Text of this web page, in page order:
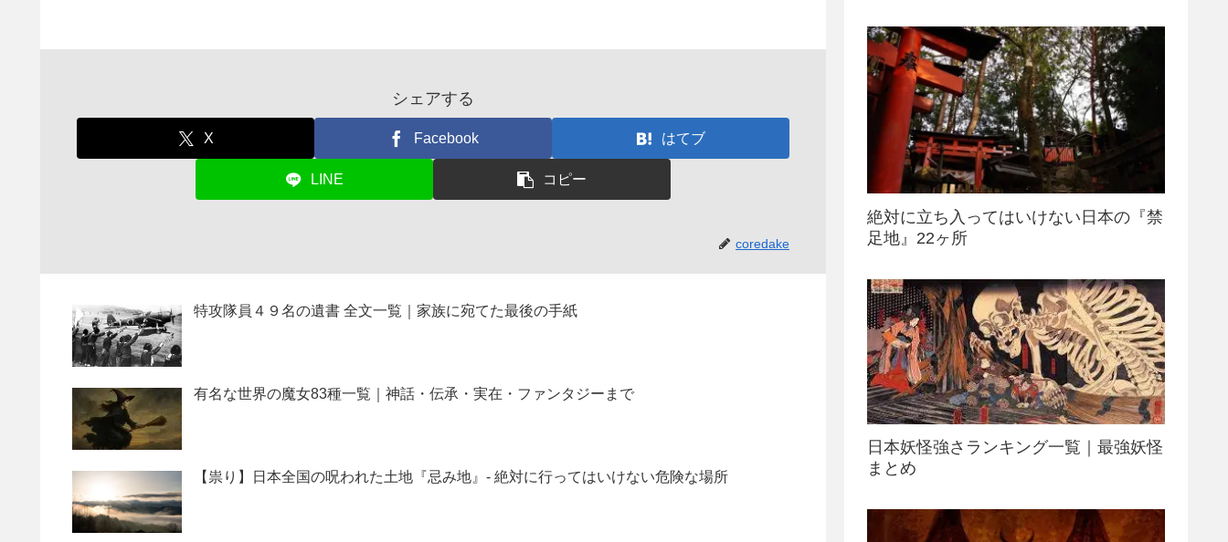
シェアする
X Facebook はてブ
LINE コピー
coredake
特攻隊員４９名の遺書 全文一覧｜家族に宛てた最後の手紙
有名な世界の魔女83種一覧｜神話・伝承・実在・ファンタジーまで
【祟り】日本全国の呪われた土地『忌み地』- 絶対に行ってはいけない危険な場所
絶対に立ち入ってはいけない日本の『禁
足地』22ヶ所
日本妖怪強さランキング一覧｜最強妖怪
まとめ